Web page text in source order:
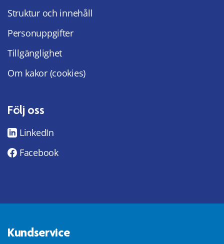
Struktur och innehåll
Personuppgifter
Tillgänglighet
Om kakor (cookies)
Följ oss
LinkedIn
Facebook
Kundservice